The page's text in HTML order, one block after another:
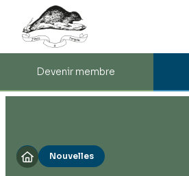
Devenir membre
 Nouvelles